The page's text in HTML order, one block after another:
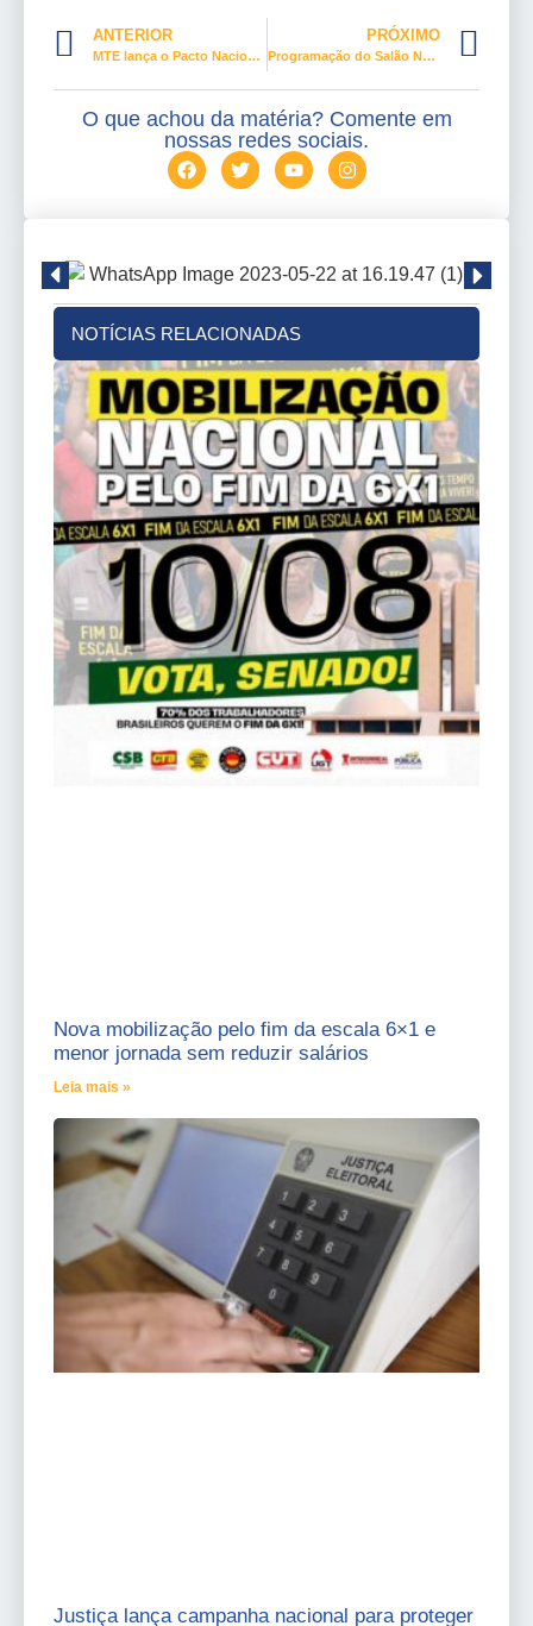
ANTERIOR
MTE lança o Pacto Nacional pela Inclusão Produtiva das Juventudes
PRÓXIMO
Programação do Salão Nacional do Turismo já está pronta
O que achou da matéria? Comente em
nossas redes sociais.
NOTÍCIAS RELACIONADAS
Nova mobilização pelo fim da escala 6×1 e
menor jornada sem reduzir salários
Leia mais »
Justiça lança campanha nacional para proteger